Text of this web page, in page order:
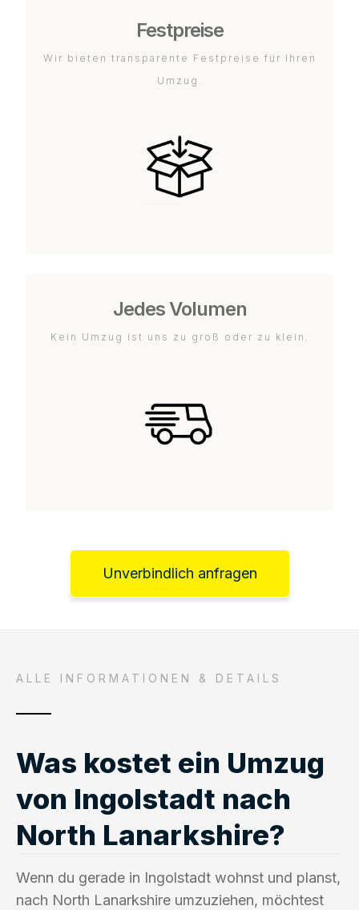
Festpreise
Wir bieten transparente Festpreise für Ihren
Umzug.
Jedes Volumen
Kein Umzug ist uns zu groß oder zu klein.
Unverbindlich anfragen
ALLE INFORMATIONEN & DETAILS
Was kostet ein Umzug
von Ingolstadt nach
North Lanarkshire?
Wenn du gerade in Ingolstadt wohnst und planst,
nach North Lanarkshire umzuziehen, möchtest